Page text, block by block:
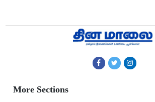
More Sections